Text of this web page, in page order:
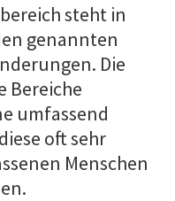
steht in
genannten
Die
Bereiche
umfassend
oft sehr
Menschen